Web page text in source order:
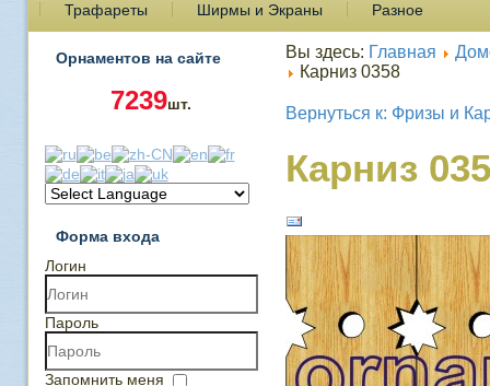
Трафареты
Ширмы и Экраны Разное
Орнаментов на сайте
7239шт.
Форма входа
Логин
Пароль
Запомнить меня
Вы здесь: Главная
Карниз 0358
Вернуться к: Фризы и
Карниз